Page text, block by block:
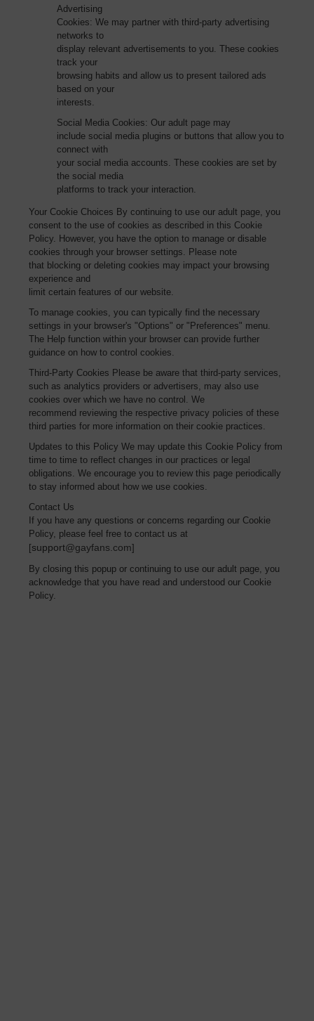
Advertising
Cookies: We may partner with third-party advertising
networks to
display relevant advertisements to you. These cookies
track your
browsing habits and allow us to present tailored ads
based on your
interests.
Social Media Cookies: Our adult page may
include social media plugins or buttons that allow you to
connect with
your social media accounts. These cookies are set by
the social media
platforms to track your interaction.
Your Cookie Choices By continuing to use our adult page, you
consent to the use of cookies as described in this Cookie
Policy. However, you have the option to manage or disable
cookies through your browser settings. Please note
that blocking or deleting cookies may impact your browsing
experience and
limit certain features of our website.
To manage cookies, you can typically find the necessary
settings in your browser's "Options" or "Preferences" menu.
The Help function within your browser can provide further
guidance on how to control cookies.
Third-Party Cookies Please be aware that third-party services,
such as analytics providers or advertisers, may also use
cookies over which we have no control. We
recommend reviewing the respective privacy policies of these
third parties for more information on their cookie practices.
Updates to this Policy We may update this Cookie Policy from
time to time to reflect changes in our practices or legal
obligations. We encourage you to review this page periodically
to stay informed about how we use cookies.
Contact Us
If you have any questions or concerns regarding our Cookie
Policy, please feel free to contact us at
[support@gayfans.com]
By closing this popup or continuing to use our adult page, you
acknowledge that you have read and understood our Cookie
Policy.